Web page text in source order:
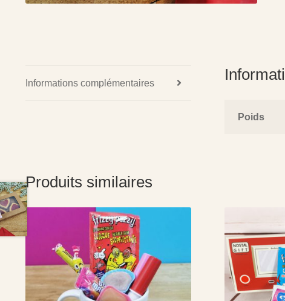
Informations complémentaires
Poids
Produits similaires